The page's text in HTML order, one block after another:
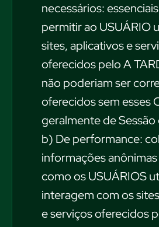
necessários:
permitir ao USUÁRIO
sites, aplicativos e
oferecidos pelo A
não poderiam ser
oferecidos sem esses
geralmente de Sessão
b) De performance:
informações
como os USUÁRIOS
interagem com os
e serviços oferecidos